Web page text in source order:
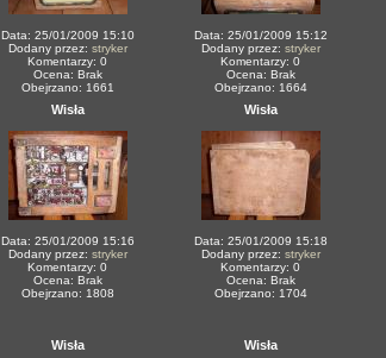
Data: 25/01/2009 15:10
Dodany przez: stryker
Komentarzy: 0
Ocena: Brak
Obejrzano: 1661
Data: 25/01/2009 15:12
Dodany przez: stryker
Komentarzy: 0
Ocena: Brak
Obejrzano: 1664
Wisła
Data: 25/01/2009 15:16
Dodany przez: stryker
Komentarzy: 0
Ocena: Brak
Obejrzano: 1808
Wisła
Data: 25/01/2009 15:18
Dodany przez: stryker
Komentarzy: 0
Ocena: Brak
Obejrzano: 1704
Wisła Wisła